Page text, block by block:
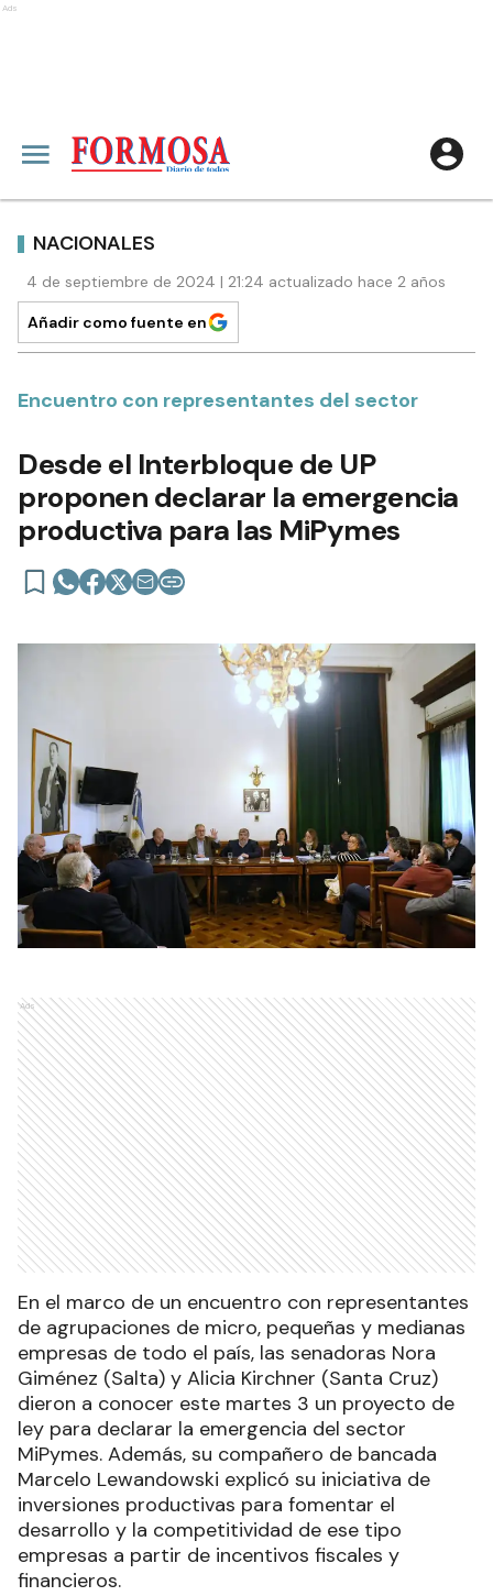
Ads
NACIONALES
4 de septiembre de 2024 | 21:24 actualizado hace 2 años
Añadir como fuente en
Encuentro con representantes del sector
Desde el Interbloque de UP
proponen declarar la emergencia
productiva para las MiPymes
Ads
En el marco de un encuentro con representantes
de agrupaciones de micro, pequeñas y medianas
empresas de todo el país, las senadoras Nora
Giménez (Salta) y Alicia Kirchner (Santa Cruz)
dieron a conocer este martes 3 un proyecto de
ley para declarar la emergencia del sector
MiPymes. Además, su compañero de bancada
Marcelo Lewandowski explicó su iniciativa de
inversiones productivas para fomentar el
desarrollo y la competitividad de ese tipo
empresas a partir de incentivos fiscales y
financieros.